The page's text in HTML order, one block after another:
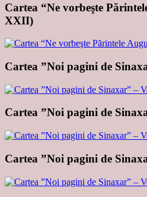
Cartea “Ne vorbeşte
XXII)
Cartea ”Noi pagini de
Cartea ”Noi pagini de
Cartea ”Noi pagini de